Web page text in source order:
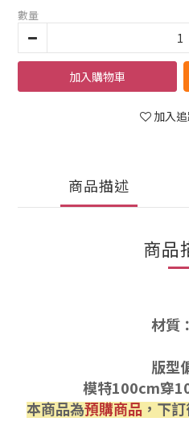
數量
加入購物車
加入
商品描述
商品
材質
版型
模特100cm穿
本商品為預購商品，下